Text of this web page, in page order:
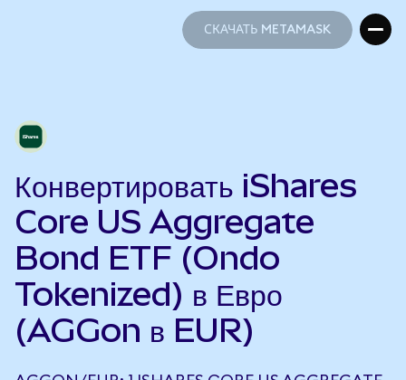
СКАЧАТЬ METAMASK
Конвертировать iShares
Core US Aggregate
Bond ETF (Ondo
Tokenized) в Евро
(AGGon в EUR)